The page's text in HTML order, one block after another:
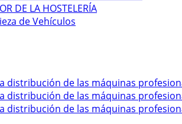
DE LA HOSTELERÍA
de Vehículos